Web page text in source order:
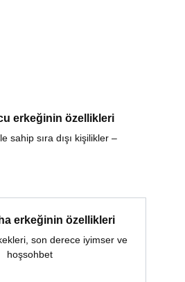
erkeğinin özellikleri
sahip sıra dışı kişilikler –
erkeğinin özellikleri
son derece iyimser ve
hoşsohbet